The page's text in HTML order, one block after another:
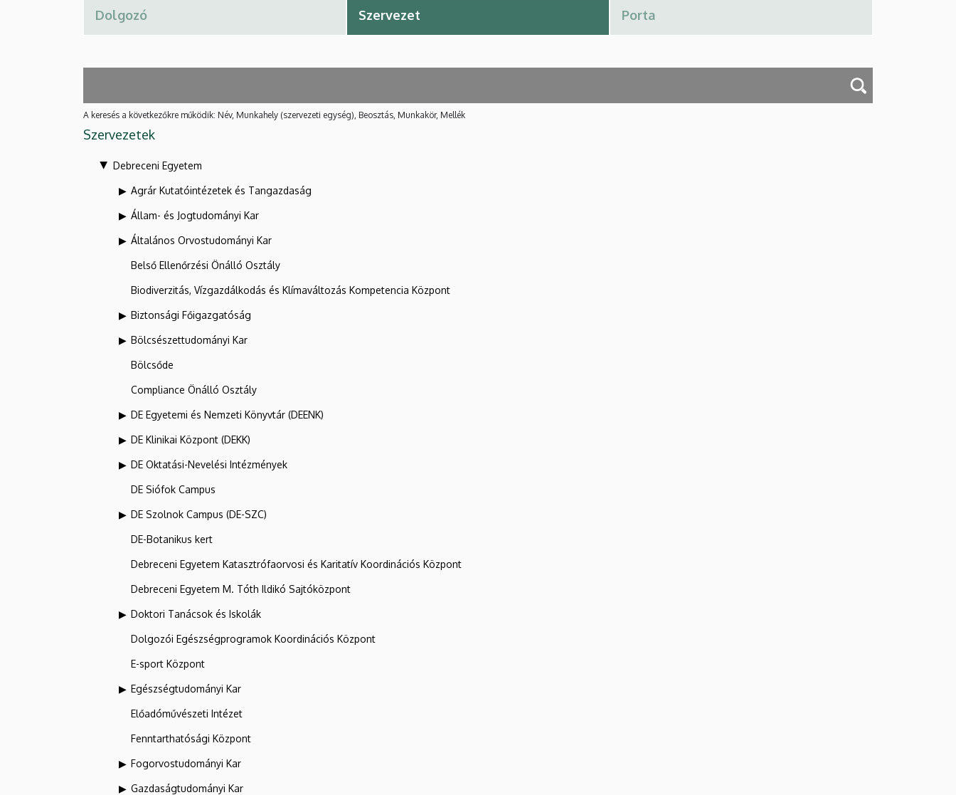
A keresés a következőkre működik: Név, Munkahely (szervezeti egység), Beosztás, Munkakör, Mellék
Szervezetek
Debreceni Egyetem
Agrár Kutatóintézetek és Tangazdaság
Állam- és Jogtudományi Kar
Általános Orvostudományi Kar
Belső Ellenőrzési Önálló Osztály
Biodiverzitás, Vízgazdálkodás és Klímaváltozás Kompetencia Központ
Biztonsági Főigazgatóság
Bölcsészettudományi Kar
Bölcsőde
Compliance Önálló Osztály
DE Egyetemi és Nemzeti Könyvtár (DEENK)
DE Klinikai Központ (DEKK)
DE Oktatási-Nevelési Intézmények
DE Siófok Campus
DE Szolnok Campus (DE-SZC)
DE-Botanikus kert
Debreceni Egyetem Katasztrófaorvosi és Karitatív Koordinációs Központ
Debreceni Egyetem M. Tóth Ildikó Sajtóközpont
Doktori Tanácsok és Iskolák
Dolgozói Egészségprogramok Koordinációs Központ
E-sport Központ
Egészségtudományi Kar
Előadóművészeti Intézet
Fenntarthatósági Központ
Fogorvostudományi Kar
Gazdaságtudományi Kar